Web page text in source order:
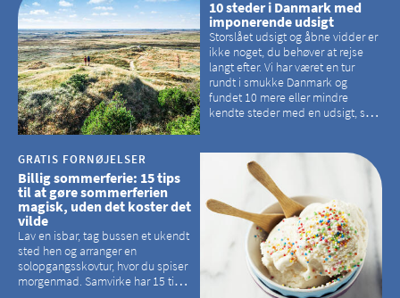
10 steder i Danmark med
imponerende udsigt
Storslået udsigt og åbne vidder er
ikke noget, du behøver at rejse
langt efter. Vi har været en tur
rundt i smukke Danmark og
fundet 10 mere eller mindre
kendte steder med en udsigt, som
GRATIS FORNØJELSER
Billig sommerferie: 15 tips
til at gøre sommerferien
magisk, uden det koster det
vilde
Lav en isbar, tag bussen et ukendt
sted hen og arranger en
solopgangsskovtur, hvor du spiser
morgenmad. Samvirke har 15 tips